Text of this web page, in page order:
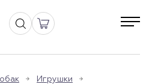
Игрушки